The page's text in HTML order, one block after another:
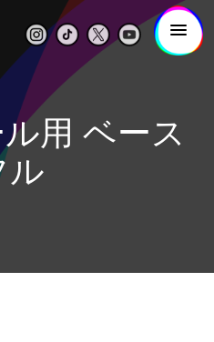
用 ベース
ル